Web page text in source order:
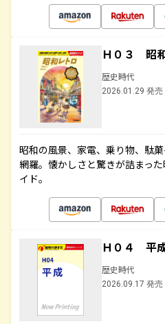
Ｈ０３ 昭
歴史時代
2026.01.29 発売
昭和の風景、家電、乗り物、駄
網羅。懐かしさと驚きが詰まっ
イド。
Ｈ０４ 平
歴史時代
2026.09.17 発売